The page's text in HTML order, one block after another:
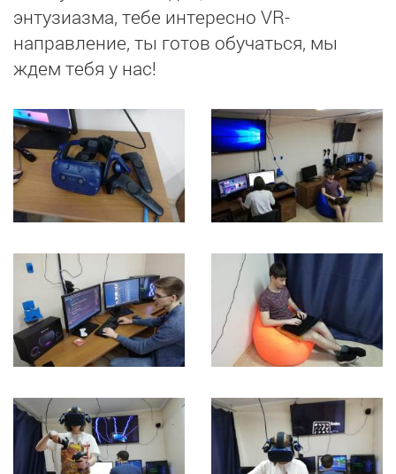
энтузиазма, тебе интересно VR-
направление, ты готов обучаться, мы
ждем тебя у нас!